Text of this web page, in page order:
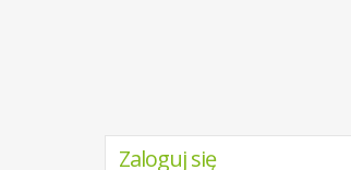
Zaloguj się